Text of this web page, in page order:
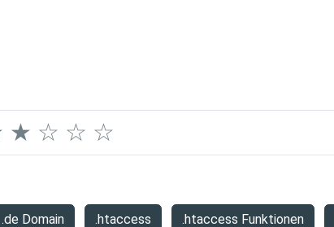
☆
☆
☆
★
.de Domain .htaccess .htaccess Funktionen